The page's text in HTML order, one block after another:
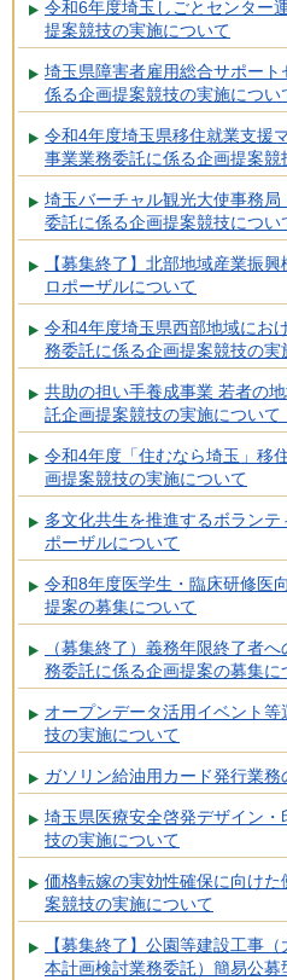
令和6年度埼玉しごとセンター
提案競技の実施について
埼玉県障害者雇用総合サポー
係る企画提案競技の実施につい
令和4年度埼玉県移住就業支援
事業業務委託に係る企画提案競
埼玉バーチャル観光大使事務
委託に係る企画提案競技につい
【募集終了】北部地域産業振
ロポーザルについて
令和4年度埼玉県西部地域にお
務委託に係る企画提案競技の実
共助の担い手養成事業 若者の
託企画提案競技の実施について
令和4年度「住むなら埼玉」移
画提案競技の実施について
多文化共生を推進するボラン
ポーザルについて
令和8年度医学生・臨床研修医
提案の募集について
（募集終了）義務年限終了者
務委託に係る企画提案の募集に
オープンデータ活用イベント
技の実施について
ガソリン給油用カード発行業
埼玉県医療安全啓発デザイン
技の実施について
価格転嫁の実効性確保に向け
案競技の実施について
【募集終了】公園等建設工事
本計画検討業務委託）簡易公